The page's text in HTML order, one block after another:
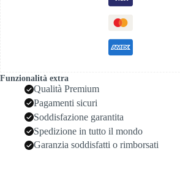
Funzionalità extra
Qualità Premium
Pagamenti sicuri
Soddisfazione garantita
Spedizione in tutto il mondo
Garanzia soddisfatti o rimborsati